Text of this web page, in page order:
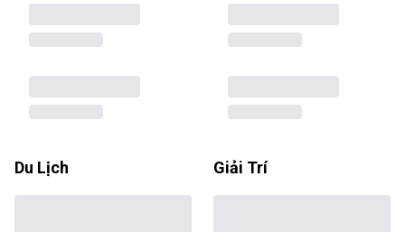
Du Lịch Giải Trí